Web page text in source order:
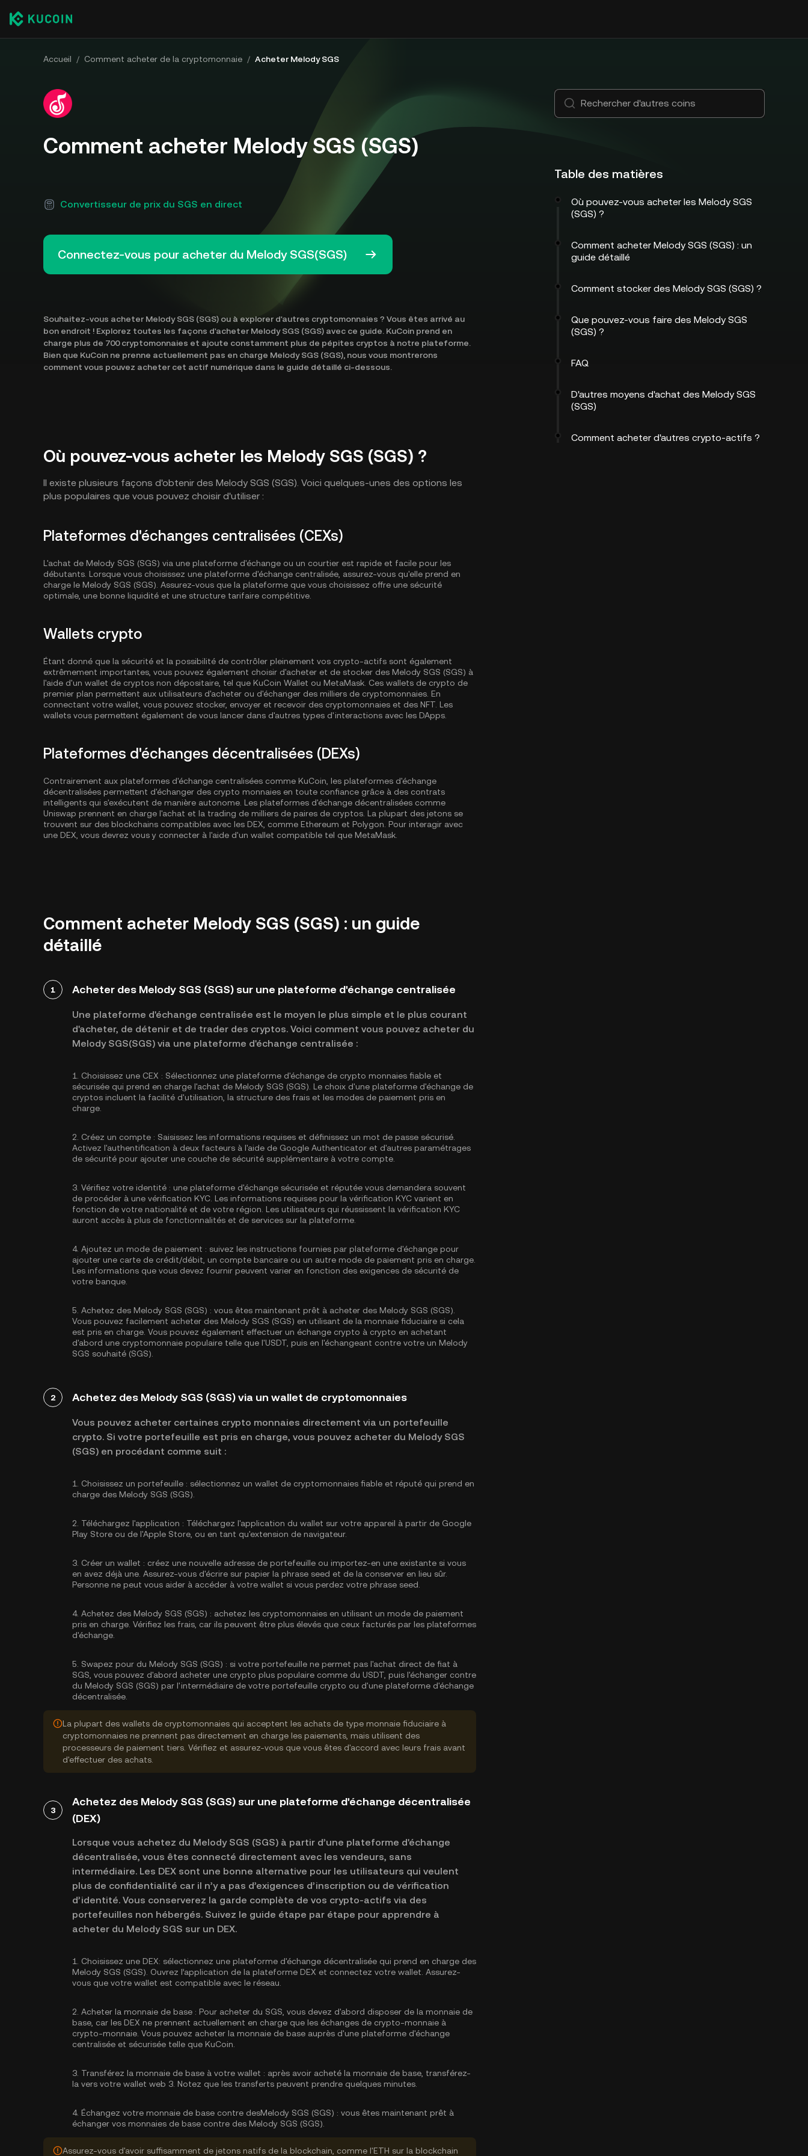
Accueil / Comment acheter de la cryptomonnaie / Acheter Melody SGS
Comment acheter Melody SGS (SGS)
Convertisseur de prix du SGS en direct
Connectez-vous pour acheter du Melody SGS(SGS)
Souhaitez-vous acheter Melody SGS (SGS) ou à explorer d'autres cryptomonnaies ? Vous êtes arrivé au
bon endroit ! Explorez toutes les façons d'acheter Melody SGS (SGS) avec ce guide. KuCoin prend en
charge plus de 700 cryptomonnaies et ajoute constamment plus de pépites cryptos à notre plateforme.
Bien que KuCoin ne prenne actuellement pas en charge Melody SGS (SGS), nous vous montrerons
comment vous pouvez acheter cet actif numérique dans le guide détaillé ci-dessous.
Où pouvez-vous acheter les Melody SGS (SGS) ?
Il existe plusieurs façons d'obtenir des Melody SGS (SGS). Voici quelques-unes des options les
plus populaires que vous pouvez choisir d'utiliser :
Plateformes d'échanges centralisées (CEXs)
L'achat de Melody SGS (SGS) via une plateforme d'échange ou un courtier est rapide et facile pour les
débutants. Lorsque vous choisissez une plateforme d'échange centralisée, assurez-vous qu'elle prend en
charge le Melody SGS (SGS). Assurez-vous que la plateforme que vous choisissez offre une sécurité
optimale, une bonne liquidité et une structure tarifaire compétitive.
Wallets crypto
Étant donné que la sécurité et la possibilité de contrôler pleinement vos crypto-actifs sont également
extrêmement importantes, vous pouvez également choisir d'acheter et de stocker des Melody SGS (SGS) à
l'aide d'un wallet de cryptos non dépositaire, tel que KuCoin Wallet ou MetaMask. Ces wallets de crypto de
premier plan permettent aux utilisateurs d'acheter ou d'échanger des milliers de cryptomonnaies. En
connectant votre wallet, vous pouvez stocker, envoyer et recevoir des cryptomonnaies et des NFT. Les
wallets vous permettent également de vous lancer dans d'autres types d'interactions avec les DApps.
Plateformes d'échanges décentralisées (DEXs)
Contrairement aux plateformes d'échange centralisées comme KuCoin, les plateformes d'échange
décentralisées permettent d'échanger des crypto monnaies en toute confiance grâce à des contrats
intelligents qui s'exécutent de manière autonome. Les plateformes d'échange décentralisées comme
Uniswap prennent en charge l'achat et la trading de milliers de paires de cryptos. La plupart des jetons se
trouvent sur des blockchains compatibles avec les DEX, comme Ethereum et Polygon . Pour interagir avec
une DEX, vous devrez vous y connecter à l'aide d'un wallet compatible tel que MetaMask.
Comment acheter Melody SGS (SGS) : un guide
détaillé
1 Acheter des Melody SGS (SGS) sur une plateforme d'échange centralisée
Une plateforme d'échange centralisée est le moyen le plus simple et le plus courant
d'acheter, de détenir et de trader des cryptos. Voici comment vous pouvez acheter du
Melody SGS(SGS) via une plateforme d'échange centralisée :
1. Choisissez une CEX : Sélectionnez une plateforme d'échange de crypto monnaies fiable et
sécurisée qui prend en charge l'achat de Melody SGS (SGS). Le choix d'une plateforme d'échange de
cryptos incluent la facilité d'utilisation, la structure des frais et les modes de paiement pris en
charge.
2. Créez un compte : Saisissez les informations requises et définissez un mot de passe sécurisé.
Activez l'authentification à deux facteurs à l'aide de Google Authenticator et d'autres paramétrages
de sécurité pour ajouter une couche de sécurité supplémentaire à votre compte.
3. Vérifiez votre identité : une plateforme d'échange sécurisée et réputée vous demandera souvent
de procéder à une vérification KYC. Les informations requises pour la vérification KYC varient en
fonction de votre nationalité et de votre région. Les utilisateurs qui réussissent la vérification KYC
auront accès à plus de fonctionnalités et de services sur la plateforme.
4. Ajoutez un mode de paiement : suivez les instructions fournies par plateforme d'échange pour
ajouter une carte de crédit/débit, un compte bancaire ou un autre mode de paiement pris en charge.
Les informations que vous devez fournir peuvent varier en fonction des exigences de sécurité de
votre banque.
5. Achetez des Melody SGS (SGS) : vous êtes maintenant prêt à acheter des Melody SGS (SGS).
Vous pouvez facilement acheter des Melody SGS (SGS) en utilisant de la monnaie fiduciaire si cela
est pris en charge. Vous pouvez également effectuer un échange crypto à crypto en achetant
d'abord une cryptomonnaie populaire telle que l'USDT , puis en l'échangeant contre votre un Melody
SGS souhaité (SGS).
2 Achetez des Melody SGS (SGS) via un wallet de cryptomonnaies
Vous pouvez acheter certaines crypto monnaies directement via un portefeuille
crypto. Si votre portefeuille est pris en charge, vous pouvez acheter du Melody SGS
(SGS) en procédant comme suit :
1. Choisissez un portefeuille : sélectionnez un wallet de cryptomonnaies fiable et réputé qui prend en
charge des Melody SGS (SGS).
2. Téléchargez l'application : Téléchargez l'application du wallet sur votre appareil à partir de Google
Play Store ou de l'Apple Store, ou en tant qu'extension de navigateur.
3. Créer un wallet : créez une nouvelle adresse de portefeuille ou importez-en une existante si vous
en avez déjà une. Assurez-vous d'écrire sur papier la phrase seed et de la conserver en lieu sûr.
Personne ne peut vous aider à accéder à votre wallet si vous perdez votre phrase seed.
4. Achetez des Melody SGS (SGS) : achetez les cryptomonnaies en utilisant un mode de paiement
pris en charge. Vérifiez les frais, car ils peuvent être plus élevés que ceux facturés par les plateformes
d'échange.
5. Swapez pour du Melody SGS (SGS) : si votre portefeuille ne permet pas l'achat direct de fiat à
SGS, vous pouvez d'abord acheter une crypto plus populaire comme du USDT, puis l'échanger contre
du Melody SGS (SGS) par l'intermédiaire de votre portefeuille crypto ou d'une plateforme d'échange
décentralisée.
La plupart des wallets de cryptomonnaies qui acceptent les achats de type monnaie fiduciaire à
cryptomonnaies ne prennent pas directement en charge les paiements, mais utilisent des
processeurs de paiement tiers. Vérifiez et assurez-vous que vous êtes d'accord avec leurs frais avant
d'effectuer des achats.
3
Achetez des Melody SGS (SGS) sur une plateforme d'échange décentralisée
(DEX)
Lorsque vous achetez du Melody SGS (SGS) à partir d’une plateforme d'échange
décentralisée, vous êtes connecté directement avec les vendeurs, sans
intermédiaire. Les DEX sont une bonne alternative pour les utilisateurs qui veulent
plus de confidentialité car il n’y a pas d’exigences d’inscription ou de vérification
d’identité. Vous conserverez la garde complète de vos crypto-actifs via des
portefeuilles non hébergés. Suivez le guide étape par étape pour apprendre à
acheter du Melody SGS sur un DEX.
1. Choisissez une DEX: sélectionnez une plateforme d'échange décentralisée qui prend en charge des
Melody SGS (SGS). Ouvrez l’application de la plateforme DEX et connectez votre wallet. Assurez-
vous que votre wallet est compatible avec le réseau.
2. Acheter la monnaie de base : Pour acheter du SGS, vous devez d'abord disposer de la monnaie de
base, car les DEX ne prennent actuellement en charge que les échanges de crypto-monnaie à
crypto-monnaie. Vous pouvez acheter la monnaie de base auprès d'une plateforme d'échange
centralisée et sécurisée telle que KuCoin.
3. Transférez la monnaie de base à votre wallet : après avoir acheté la monnaie de base, transférez-
la vers votre wallet web 3. Notez que les transferts peuvent prendre quelques minutes.
4. Échangez votre monnaie de base contre desMelody SGS (SGS) : vous êtes maintenant prêt à
échanger vos monnaies de base contre des Melody SGS (SGS).
Assurez-vous d'avoir suffisamment de jetons natifs de la blockchain, comme l'ETH sur la blockchain
Table des matières
Où pouvez-vous acheter les Melody SGS
(SGS) ?
Comment acheter Melody SGS (SGS) : un
guide détaillé
Comment stocker des Melody SGS (SGS) ?
Que pouvez-vous faire des Melody SGS
(SGS) ?
FAQ
D'autres moyens d'achat des Melody SGS
(SGS)
Comment acheter d'autres crypto-actifs ?